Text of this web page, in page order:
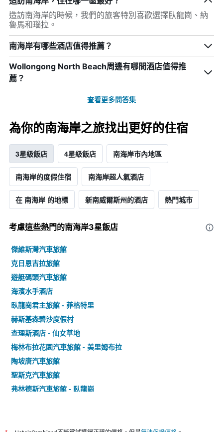
造訪南海岸的時候，我們的旅客特別喜歡選擇臥龍崗、納
魯馬和瑙拉。
南海岸有哪些酒店值得推薦？
Wollongong North Beach周邊有哪間酒店值得推
薦？
查看更多問答集
為你的南海岸之旅找出更好的住宿
3星級飯店 4星級飯店 南海岸市內地區
南海岸的度假住宿 南海岸超人氣酒店
在 南海岸 的地標 新南威爾斯州的酒店 熱門城市
考慮這些熱門的南海岸3星​飯店
傑維斯灣汽車旅館
克日恩吉拉旅館
遊艇碼頭汽車旅館
海濱水手酒店
臥龍崗君主旅館 - 菲格特里
赫斯基森碧沙度假村
查理斯酒店 - 仙女草地
梅林布拉花園汽車旅館 - 美里姆布拉
陶坡唐汽車旅館
聖斯克汽車旅館
弗林德斯汽車旅館 - 臥龍崗